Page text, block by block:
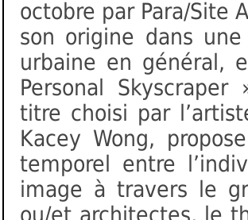
octobre par Para/Site
son origine dans
urbaine en général,
Personal
titre choisi par
Kacey Wong,
temporel entre
image à travers le